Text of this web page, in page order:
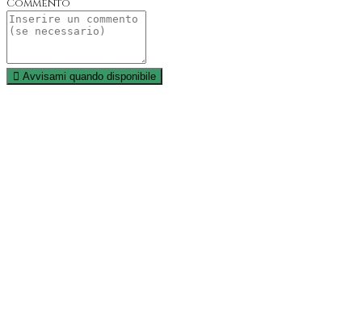
Commento
Avvisami quando disponibile